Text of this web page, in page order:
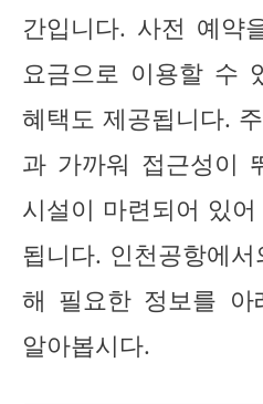
간입니다. 사전 예약
요금으로 이용할 수
혜택도 제공됩니다.
과 가까워 접근성이
시설이 마련되어 있
됩니다. 인천공항에
해 필요한 정보를 아
알아봅시다.